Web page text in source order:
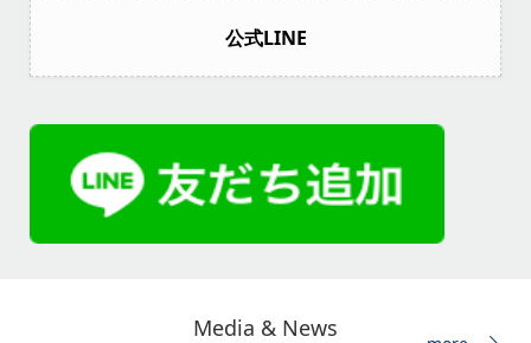
公式LINE
Media & News